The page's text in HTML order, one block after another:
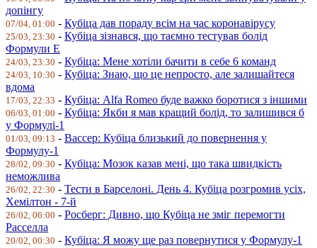
допінгу
07/04, 01:00 - Кубіца дав пораду всім на час коронавірусу
25/03, 23:30 - Кубіца зізнався, що таємно тестував болід
Формули Е
24/03, 23:30 - Кубіца: Мене хотіли бачити в себе 6 команд
24/03, 10:30 - Кубіца: Знаю, що це непросто, але залишайтеся
вдома
17/03, 22:33 - Кубіца: Alfa Romeo буде важко боротися з іншими
06/03, 01:00 - Кубіца: Якби я мав кращий болід, то залишився б
у Формулі-1
01/03, 09:13 - Вассер: Кубіца близький до повернення у
Формулу-1
28/02, 09:30 - Кубіца: Мозок казав мені, що така швидкість
неможлива
26/02, 22:30 - Тести в Барселоні. День 4. Кубіца розгромив усіх,
Хемілтон - 7-й
26/02, 06:00 - Росберг: Дивно, що Кубіца не зміг перемогти
Расселла
20/02, 00:30 - Кубіца: Я можу ще раз повернутися у Формулу-1